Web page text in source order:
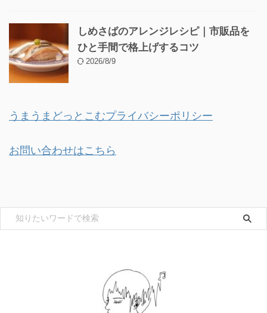
しめさばのアレンジレシピ｜市販品を
ひと手間で格上げするコツ
2026/8/9
うまうまどっとこむプライバシーポリシー
お問い合わせはこちら